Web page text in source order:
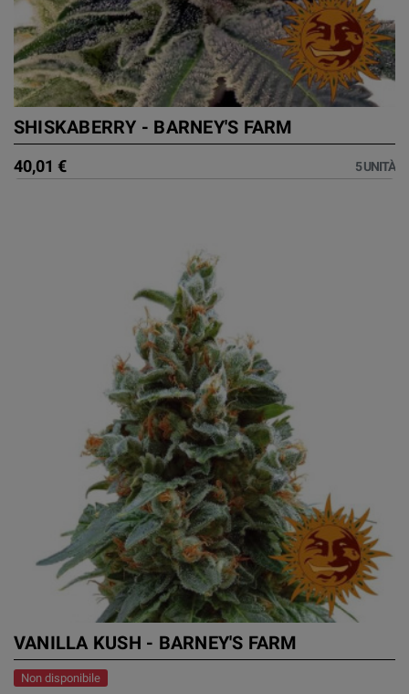
SHISKABERRY - BARNEY'S FARM
40,01 € 5 UNITÀ
VANILLA KUSH - BARNEY'S FARM
Non disponibile